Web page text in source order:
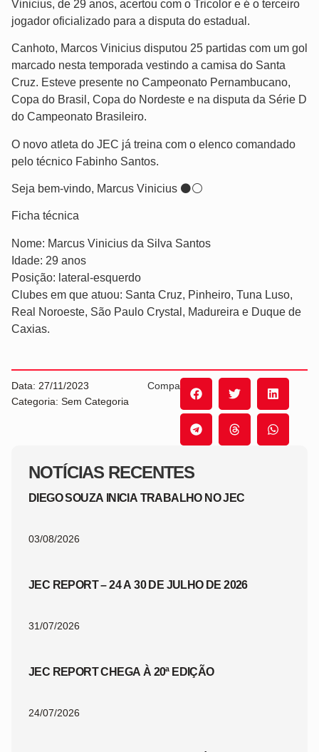
NOTÍCIAS RECENTES
DIEGO SOUZA INICIA TRABALHO NO JEC
03/08/2026
JEC REPORT – 24 A 30 DE JULHO DE 2026
31/07/2026
JEC REPORT CHEGA À 20ª EDIÇÃO
24/07/2026
Vinicius, de 29 anos, acertou com o Tricolor e é o terceiro
jogador oficializado para a disputa do estadual.
Canhoto, Marcos Vinicius disputou 25 partidas com um gol
marcado nesta temporada vestindo a camisa do Santa
Cruz. Esteve presente no Campeonato Pernambucano,
Copa do Brasil, Copa do Nordeste e na disputa da Série D
do Campeonato Brasileiro.
O novo atleta do JEC já treina com o elenco comandado
pelo técnico Fabinho Santos.
Seja bem-vindo, Marcus Vinicius ⚫️⚪️
Ficha técnica
Nome: Marcus Vinicius da Silva Santos
Idade: 29 anos
Posição: lateral-esquerdo
Clubes em que atuou: Santa Cruz, Pinheiro, Tuna Luso,
Real Noroeste, São Paulo Crystal, Madureira e Duque de
Caxias.
Data: 27/11/2023
Categoria: Sem Categoria
Compartilhe: